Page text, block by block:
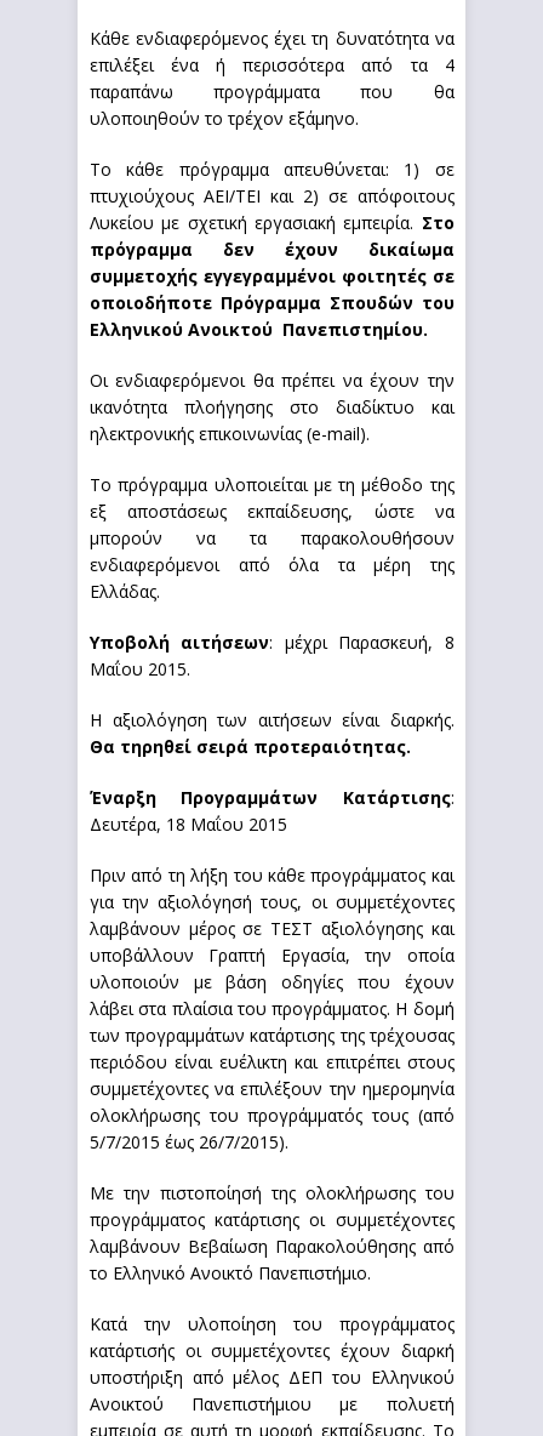
Κάθε ενδιαφερόμενος έχει τη δυνατότητα να
επιλέξει ένα ή περισσότερα από τα 4
παραπάνω προγράμματα που θα
υλοποιηθούν το τρέχον εξάμηνο.
Το κάθε πρόγραμμα απευθύνεται: 1) σε
πτυχιούχους ΑΕΙ/ΤΕΙ και 2) σε απόφοιτους
Λυκείου με σχετική εργασιακή εμπειρία. Στο
πρόγραμμα δεν έχουν δικαίωμα
συμμετοχής εγγεγραμμένοι φοιτητές σε
οποιοδήποτε Πρόγραμμα Σπουδών του
Ελληνικού Ανοικτού Πανεπιστημίου.
Οι ενδιαφερόμενοι θα πρέπει να έχουν την
ικανότητα πλοήγησης στο διαδίκτυο και
ηλεκτρονικής επικοινωνίας (e-mail).
Το πρόγραμμα υλοποιείται με τη μέθοδο της
εξ αποστάσεως εκπαίδευσης, ώστε να
μπορούν να τα παρακολουθήσουν
ενδιαφερόμενοι από όλα τα μέρη της
Ελλάδας.
Υποβολή αιτήσεων: μέχρι Παρασκευή, 8
Μαΐου 2015.
Η αξιολόγηση των αιτήσεων είναι διαρκής.
Θα τηρηθεί σειρά προτεραιότητας.
Έναρξη Προγραμμάτων Κατάρτισης:
Δευτέρα, 18 Μαΐου 2015
Πριν από τη λήξη του κάθε προγράμματος και
για την αξιολόγησή τους, οι συμμετέχοντες
λαμβάνουν μέρος σε ΤΕΣΤ αξιολόγησης και
υποβάλλουν Γραπτή Εργασία, την οποία
υλοποιούν με βάση οδηγίες που έχουν
λάβει στα πλαίσια του προγράμματος. Η δομή
των προγραμμάτων κατάρτισης της τρέχουσας
περιόδου είναι ευέλικτη και επιτρέπει στους
συμμετέχοντες να επιλέξουν την ημερομηνία
ολοκλήρωσης του προγράμματός τους (από
5/7/2015 έως 26/7/2015).
Με την πιστοποίησή της ολοκλήρωσης του
προγράμματος κατάρτισης οι συμμετέχοντες
λαμβάνουν Βεβαίωση Παρακολούθησης από
το Ελληνικό Ανοικτό Πανεπιστήμιο.
Κατά την υλοποίηση του προγράμματος
κατάρτισής οι συμμετέχοντες έχουν διαρκή
υποστήριξη από μέλος ΔΕΠ του Ελληνικού
Ανοικτού Πανεπιστήμιου με πολυετή
εμπειρία σε αυτή τη μορφή εκπαίδευσης. Το